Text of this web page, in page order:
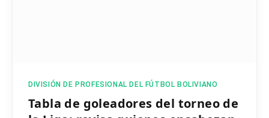
DIVISIÓN DE PROFESIONAL DEL FÚTBOL BOLIVIANO
Tabla de goleadores del torneo de